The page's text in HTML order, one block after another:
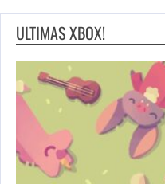
ULTIMAS XBOX!